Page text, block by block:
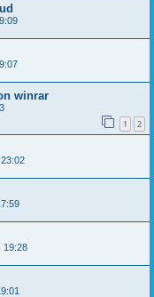
winrar
1 2
19:28